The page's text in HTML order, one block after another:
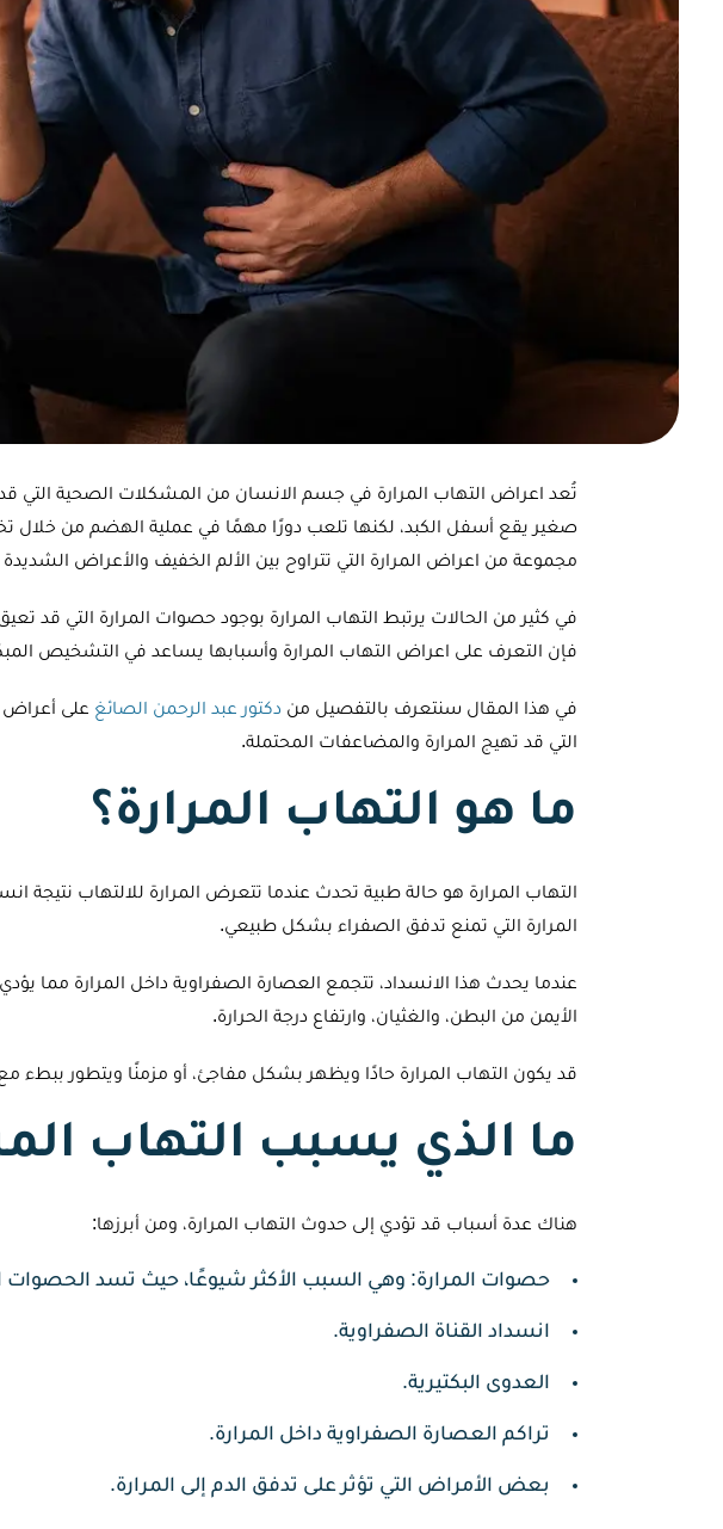
تُعد اعراض التهاب المرارة في جسم الانسان من المشكلات الصحية التي
صغير يقع أسفل الكبد، لكنها تلعب دورًا مهمًا في عملية الهضم من خلال
مجموعة من اعراض المرارة التي تتراوح بين الألم الخفيف والأعراض
في كثير من الحالات يرتبط التهاب المرارة بوجود حصوات المرارة التي قد
فإن التعرف على اعراض التهاب المرارة وأسبابها يساعد في التشخيص
في هذا المقال سنتعرف بالتفصيل من دكتور عبد الرحمن الصائغ على أعراض
التي قد تهيج المرارة والمضاعفات المحتملة.
ما هو التهاب المرارة؟
التهاب المرارة هو حالة طبية تحدث عندما تتعرض المرارة للالتهاب نتيجة
المرارة التي تمنع تدفق الصفراء بشكل طبيعي.
عندما يحدث هذا الانسداد، تتجمع العصارة الصفراوية داخل المرارة مما
الأيمن من البطن، والغثيان، وارتفاع درجة الحرارة.
قد يكون التهاب المرارة حادًا ويظهر بشكل مفاجئ، أو مزمنًا ويتطور ببطء
ما الذي يسبب التهاب
هناك عدة أسباب قد تؤدي إلى حدوث التهاب المرارة، ومن أبرزها:
حصوات المرارة: وهي السبب الأكثر شيوعًا، حيث تسد الحصوات
انسداد القناة الصفراوية.
العدوى البكتيرية.
تراكم العصارة الصفراوية داخل المرارة.
بعض الأمراض التي تؤثر على تدفق الدم إلى المرارة.